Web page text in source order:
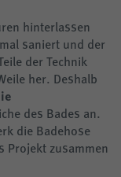
hinterlassen
saniert und der
der Technik
her. Deshalb
des Bades an.
die Badehose
Projekt zusammen